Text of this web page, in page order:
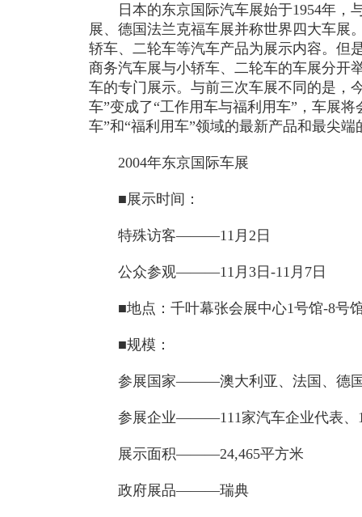
日本的东京国际汽车展始于1954年，
展、德国法兰克福车展并称世界四大车展
轿车、二轮车等汽车产品为展示内容。但
商务汽车展与小轿车、二轮车的车展分开
车的专门展示。与前三次车展不同的是，
车”变成了“工作用车与福利用车”，车展
车”和“福利用车”领域的最新产品和最尖端
2004年东京国际车展
■展示时间：
特殊访客———11月2日
公众参观———11月3日-11月7日
■地点：千叶幕张会展中心1号馆-8号
■规模：
参展国家———澳大利亚、法国、德国
参展企业———111家汽车企业代表、1
展示面积———24,465平方米
政府展品———瑞典